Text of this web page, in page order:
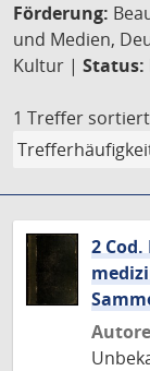
Förderung:
und Medien,
Kultur | Status:
1 Treffer
2